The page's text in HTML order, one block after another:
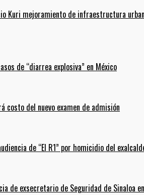
Kuri mejoramiento de infraestructura
de “diarrea explosiva” en México
costo del nuevo examen de admisión
de “El R1” por homicidio del
de exsecretario de Seguridad de Sinaloa